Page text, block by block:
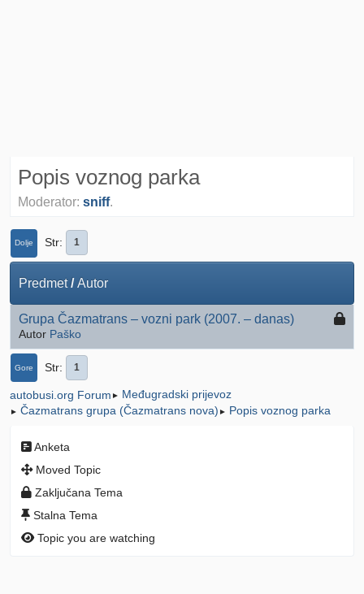
Popis voznog parka
Moderator: sniff.
Dolje Str 1
Predmet/Autor
Grupa Čazmatrans – vozni park (2007. – danas)
Autor Paško
Gore Str 1
autobusi.org Forum ► Međugradski prijevoz
► Čazmatrans grupa (Čazmatrans nova) ► Popis voznog parka
Anketa
Moved Topic
Zaključana Tema
Stalna Tema
Topic you are watching